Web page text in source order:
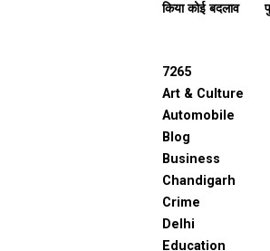
किया कोई बदलाव
7265
Art & Culture
Automobile
Blog
Business
Chandigarh
Crime
Delhi
Education